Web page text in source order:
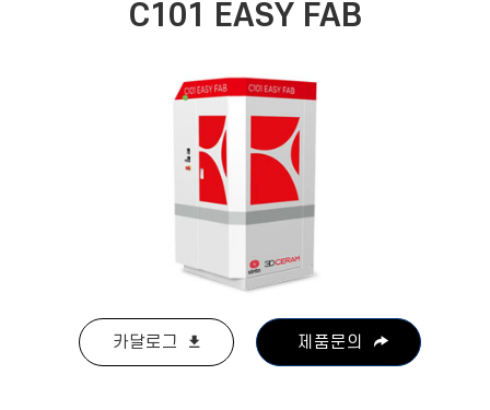
C101 EASY FAB
카달로그 제품문의